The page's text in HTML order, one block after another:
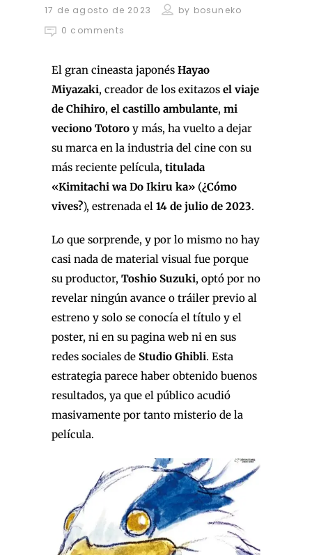
17 de agosto de 2023 by bosuneko
0 comments
El gran cineasta japonés Hayao
Miyazaki, creador de los exitazos el viaje
de Chihiro, el castillo ambulante, mi
veciono Totoro y más, ha vuelto a dejar
su marca en la industria del cine con su
más reciente película, titulada
«Kimitachi wa Do Ikiru ka» (¿Cómo
vives?), estrenada el 14 de julio de 2023.
Lo que sorprende, y por lo mismo no hay
casi nada de material visual fue porque
su productor, Toshio Suzuki, optó por no
revelar ningún avance o tráiler previo al
estreno y solo se conocía el título y el
poster, ni en su pagina web ni en sus
redes sociales de Studio Ghibli. Esta
estrategia parece haber obtenido buenos
resultados, ya que el público acudió
masivamente por tanto misterio de la
película.